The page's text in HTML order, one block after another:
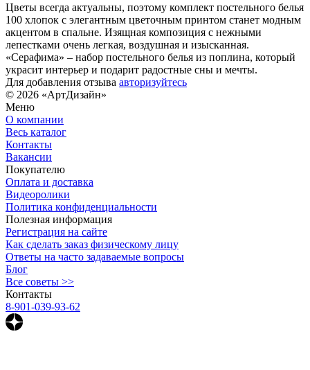
Цветы всегда актуальны, поэтому комплект постельного белья
100 хлопок с элегантным цветочным принтом станет модным
акцентом в спальне. Изящная композиция с нежными
лепестками очень легкая, воздушная и изысканная.
«Серафима» – набор постельного белья из поплина, который
украсит интерьер и подарит радостные сны и мечты.
Для добавления отзыва авторизуйтесь
© 2026 «АртДизайн»
Меню
О компании
Весь каталог
Контакты
Вакансии
Покупателю
Оплата и доставка
Видеоролики
Политика конфиденциальности
Полезная информация
Регистрация на сайте
Как сделать заказ физическому лицу
Ответы на часто задаваемые вопросы
Блог
Все советы >>
Контакты
8-901-039-93-62